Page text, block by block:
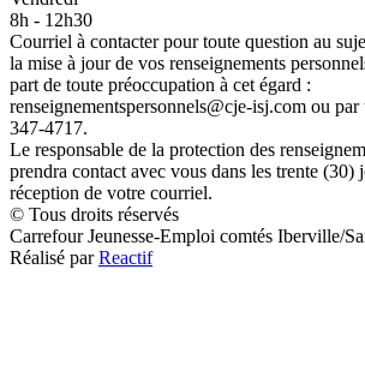
8h - 12h30
Courriel à contacter pour toute question au
la mise à jour de vos renseignements
part de toute préoccupation à cet égard :
renseignementspersonnels@cje-isj.com ou
347-4717.
Le responsable de la protection des
prendra contact avec vous dans les trente (30)
réception de votre courriel.
© Tous droits réservés
Carrefour Jeunesse-Emploi comtés Iberville/
Réalisé parReactif